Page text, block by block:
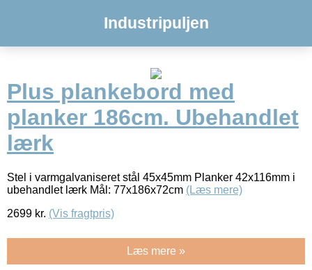
Industripuljen
Plus plankebord med
planker 186cm. Ubehandlet
lærk
Stel i varmgalvaniseret stål 45x45mm Planker 42x116mm i
ubehandlet lærk Mål: 77x186x72cm (Læs mere)
2699 kr. (Vis fragtpris)
Læs mere »